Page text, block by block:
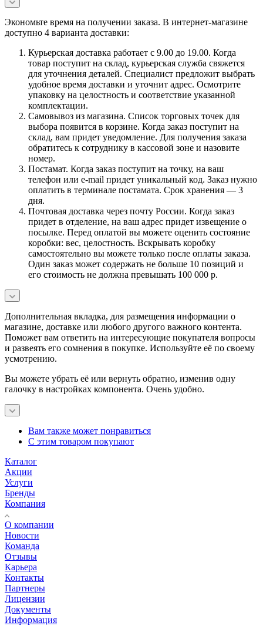
Экономьте время на получении заказа. В интернет-магазине
доступно 4 варианта доставки:
Курьерская доставка работает с 9.00 до 19.00. Когда
товар поступит на склад, курьерская служба свяжется
для уточнения деталей. Специалист предложит выбрать
удобное время доставки и уточнит адрес. Осмотрите
упаковку на целостность и соответствие указанной
комплектации.
Самовывоз из магазина. Список торговых точек для
выбора появится в корзине. Когда заказ поступит на
склад, вам придет уведомление. Для получения заказа
обратитесь к сотруднику в кассовой зоне и назовите
номер.
Постамат. Когда заказ поступит на точку, на ваш
телефон или e-mail придет уникальный код. Заказ нужно
оплатить в терминале постамата. Срок хранения — 3
дня.
Почтовая доставка через почту России. Когда заказ
придет в отделение, на ваш адрес придет извещение о
посылке. Перед оплатой вы можете оценить состояние
коробки: вес, целостность. Вскрывать коробку
самостоятельно вы можете только после оплаты заказа.
Один заказ может содержать не больше 10 позиций и
его стоимость не должна превышать 100 000 р.
Дополнительная вкладка, для размещения информации о
магазине, доставке или любого другого важного контента.
Поможет вам ответить на интересующие покупателя вопросы
и развеять его сомнения в покупке. Используйте её по своему
усмотрению.
Вы можете убрать её или вернуть обратно, изменив одну
галочку в настройках компонента. Очень удобно.
Вам также может понравиться
С этим товаром покупают
Каталог
Акции
Услуги
Бренды
Компания
О компании
Новости
Команда
Отзывы
Карьера
Контакты
Партнеры
Лицензии
Документы
Информация